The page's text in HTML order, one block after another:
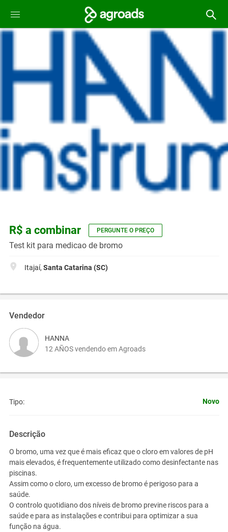
R$ a combinar PERGUNTE O PREÇO
Test kit para medicao de bromo
Itajaí, Santa Catarina (SC)
Vendedor
HANNA
12 AÑOS vendendo em Agroads
Tipo: Novo
Descrição
O bromo, uma vez que é mais eficaz que o cloro em valores de pH
mais elevados, é frequentemente utilizado como desinfectante nas
piscinas.
Assim como o cloro, um excesso de bromo é perigoso para a
saúde.
O controlo quotidiano dos níveis de bromo previne riscos para a
saúde e para as instalações e contribui para optimizar a sua
função na água.